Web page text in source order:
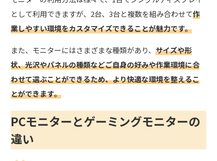
として利用できますが、 2台、3台と複数を組み合わせて作
業しやすい環境をカスタマイズできることが魅力です。
また、モニターにはさまざまな種類があり、サイズや形
状、光沢やパネルの種類などご自身の好みや作業環境に合
わせて選ぶことができるため、より快適な環境を整えるこ
とができます。
PCモニターとゲーミングモニターの
違い